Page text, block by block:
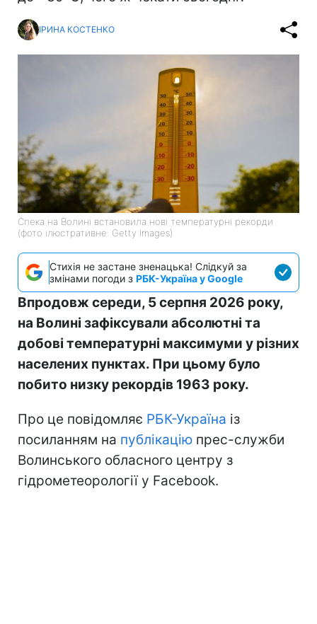
ІРИНА КОСТЕНКО
Спека на Волині встановила нові температурні рекорди
(фото ілюстративне: Getty Images)
Стихія не застане зненацька! Слідкуй за
змінами погоди з РБК-Україна у Google
Впродовж середи, 5 серпня 2026 року,
на Волині зафіксували абсолютні та
добові температурні максимуми у різних
населених пунктах. При цьому було
побито низку рекордів 1963 року.
Про це повідомляє РБК-Україна із
посиланням на публікацію прес-служби
Волинського обласного центру з
гідрометеорології у Facebook.